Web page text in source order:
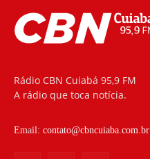
Rádio CBN Cuiabá 95,9 FM
A rádio que toca notícia.
Email: contato@cbncuiaba.com.br